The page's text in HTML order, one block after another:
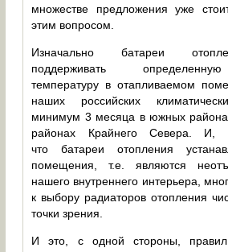
множестве предложения уже
этим вопросом.
Изначально батареи
поддерживать
температуру в отапливаемом
наших российских
минимум 3 месяца в южных
районах Крайнего Севера. И,
что батареи отопления
помещения, т.е. являются
нашего внутреннего интерьера,
к выбору радиаторов отопления
точки зрения.
И это, с одной стороны,